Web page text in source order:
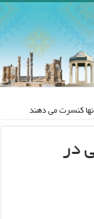
کنسرت می دهند
در